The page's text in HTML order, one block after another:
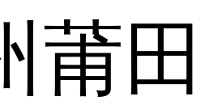
莆田